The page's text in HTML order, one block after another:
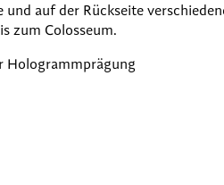
auf der Rückseite
zum Colosseum.
Hologrammprägung